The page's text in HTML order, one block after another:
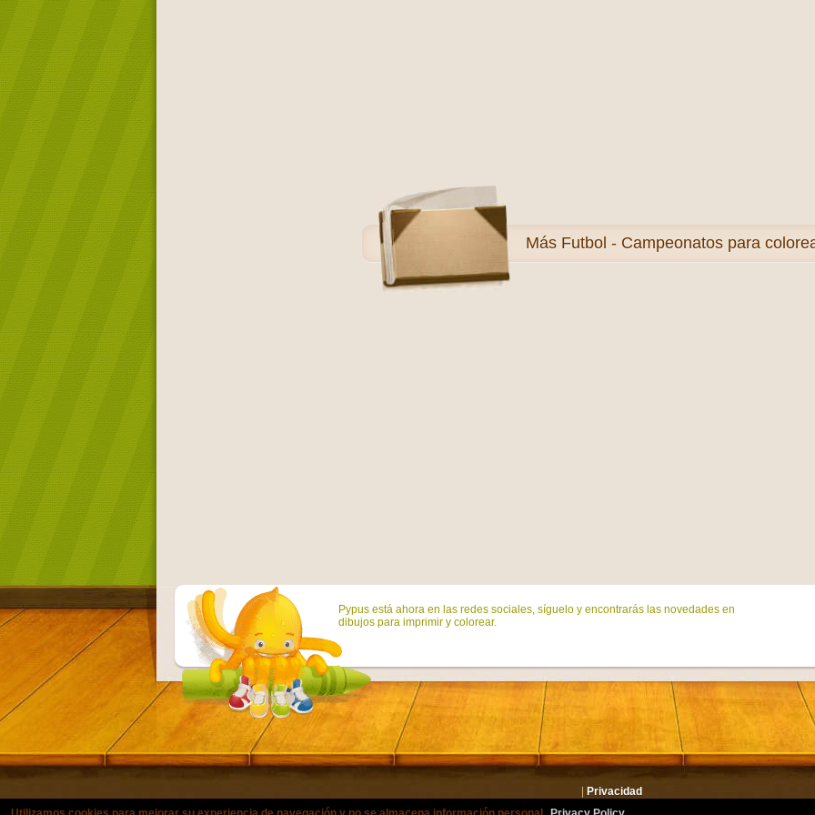
Utilizamos cookies para mejorar su experiencia de navegación y no se almacena información personal.Privacy Policy
Más Futbol - Campeonatos para
Pypus está ahora en las redes sociales, síguelo y encontrarás las novedades en
dibujos para imprimir y colorear.
Privacidad
© Copyright 2011-2021 colorearjunior.com Todos los derechos reservados. Todos los personajes son marcas